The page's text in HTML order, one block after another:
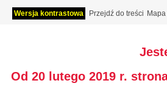
Wersja kontrastowa Przejdź do treści
Od 20 lutego 2019 r.